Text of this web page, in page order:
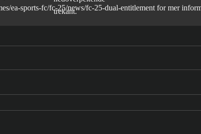
ea-sports-fc/fc-25/news/fc-25-dual-entitlement for mer